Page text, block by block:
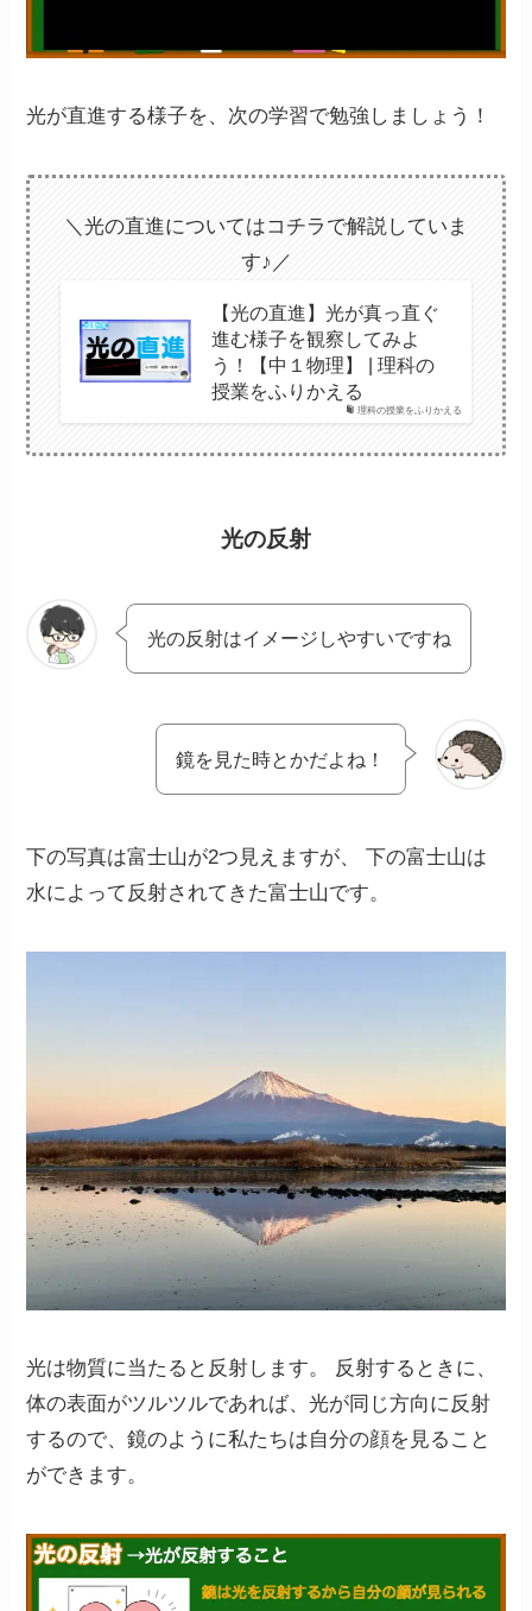
光が直進する様子を、次の学習で勉強しましょう！
＼光の直進についてはコチラで解説していま
す♪／
理科の授業をふりかえる
【光の直進】光が真っ直ぐ
進む様子を観察してみよ
う！【中１物理】 | 理科の
授業をふりかえる
光の反射
光の反射はイメージしやすいですね
鏡を見た時とかだよね！
下の写真は富士山が2つ見えますが、 下の富士山は
水によって反射されてきた富士山です。
光は物質に当たると反射します。 反射するときに、
体の表面がツルツルであれば、光が同じ方向に反射
するので、鏡のように私たちは自分の顔を見ること
ができます。